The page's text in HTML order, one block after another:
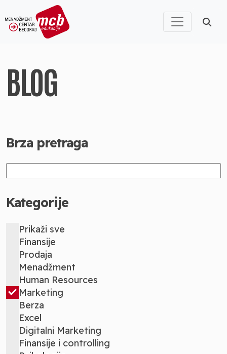
BLOG
Brza pretraga
Kategorije
Prikaži sve
Finansije
Prodaja
Menadžment
Human Resources
Marketing
Berza
Excel
Digitalni Marketing
Finansije i controlling